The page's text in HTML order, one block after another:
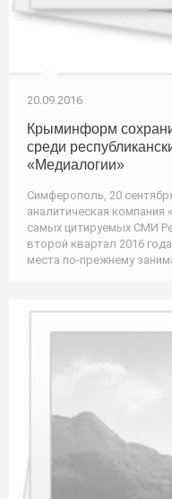
20.09.2016
Крыминформ
среди
«Медиалогии»
Симферополь, 20
аналитическая компания
самых цитируемых СМИ
второй квартал 2016
места по-прежнему